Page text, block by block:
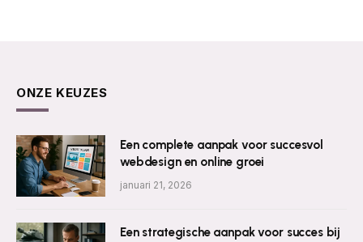
ONZE KEUZES
Een complete aanpak voor succesvol
webdesign en online groei
januari 21, 2026
Een strategische aanpak voor succes bij